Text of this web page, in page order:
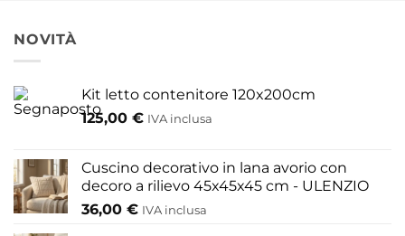
opzioni
essere
nella
pagina
del
prodotto
scelte
del
prodotto
NOVITÀ
Kit letto contenitore 120x200cm
125,00 € IVA inclusa
Cuscino decorativo in lana avorio con
decoro a rilievo 45x45x45 cm - ULENZIO
36,00 € IVA inclusa